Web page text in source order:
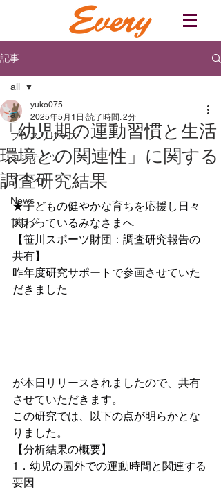
記事
all
プレスリリース
コンテンツ
イベント
News
ブログ
all
「幼児期の運動習慣と生活
環境との関連性」に関する
調査研究結果
yuko075
2025年5月1日 読了時間: 2分
★子どもの健やかな育ちを応援し日々
関わっているみなさまへ
【笹川スポーツ財団：調査研究報告の
共有】
昨年度研究サポートで参画させていた
だきました
が本日リリースされましたので、共有
させていただきます。
この研究では、以下の点が明らかとな
りました。
【分析結果の概要】
1．幼児の園外での運動時間と関連する
要因